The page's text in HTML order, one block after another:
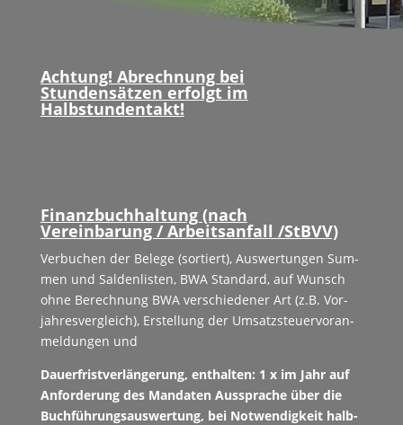
Achtung! Abrechnung bei
Stundensätzen erfolgt im
Halbstundentakt!
Finanzbuchhaltung (nach
Vereinbarung / Arbeitsanfall /StBVV)
Ver­buchen der Belege (sortiert), Auswer­tun­gen Sum­
men und Salden­lis­ten, BWA Stan­dard, auf Wun­sch
ohne Berech­nung BWA ver­schieden­er Art (z.B. Vor­
jahresver­gle­ich), Erstel­lung der Umsatzs­teuer­vo­ran­
mel­dun­gen und
Dauer­fristver­längerung, enthal­ten: 1 x im Jahr auf
Anforderung des Man­dat­en Aussprache über die
Buch­führungsauswer­tung, bei Notwendigkeit hal­b­